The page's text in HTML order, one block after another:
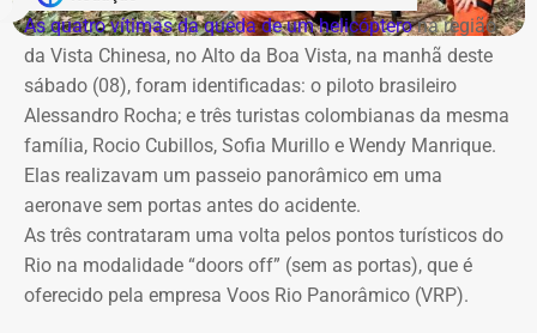
cautelar para suspender a licitação. O próprio secretário
Valber Rodrigues Januário, que assina o novo aditivo de
R$ 16,9 milhões publicado esta semana, foi notificado a
apresentar defesa no processo do TCE.
Diferença de processos
Vale ressaltar que, diferentemente da Concorrência nº
041/2025 que foi objeto de determinação de anulação
pelo TCE, o aditivo recém-publicado é referente a um
com a Band Rio, a BandNews FM Rio e as plataformas
digitais do grupo, acompanhando desde os momentos
que antecedem o debate até a transmissão ao vivo.
Com tradição na realização de debates eleitorais, a Band
promove o encontro como um espaço para o confronto
de ideias e para que os eleitores conheçam as propostas
dos candidatos. A mediação será da jornalista Adriana
Araújo.
As quatro vítimas da queda de um helicópterona região
da Vista Chinesa, no Alto da Boa Vista, na manhã deste
sábado (08), foram identificadas: o piloto brasileiro
Alessandro Rocha; e três turistas colombianas da mesma
família, Rocio Cubillos, Sofia Murillo e Wendy Manrique.
Elas realizavam um passeio panorâmico em uma
aeronave sem portas antes do acidente.
As três contrataram uma volta pelos pontos turísticos do
Rio na modalidade “doors off” (sem as portas), que é
oferecido pela empresa Voos Rio Panorâmico (VRP).